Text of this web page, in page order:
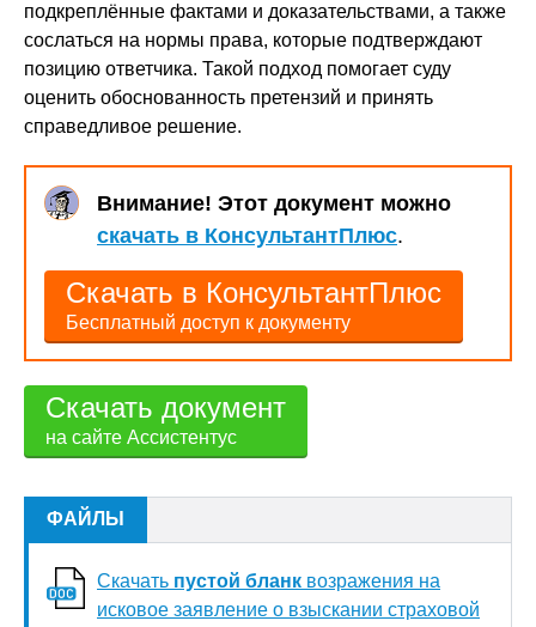
подкреплённые фактами и доказательствами, а также
сослаться на нормы права, которые подтверждают
позицию ответчика. Такой подход помогает суду
оценить обоснованность претензий и принять
справедливое решение.
Внимание! Этот документ можно
скачать в КонсультантПлюс.
Скачать в КонсультантПлюс
Бесплатный доступ к документу
Скачать документ
на сайте Ассистентус
ФАЙЛЫ
Скачать пустой бланк возражения на
исковое заявление о взыскании страховой